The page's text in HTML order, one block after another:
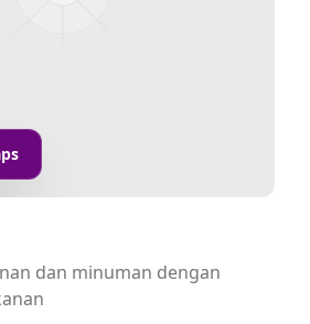
dan minuman dengan